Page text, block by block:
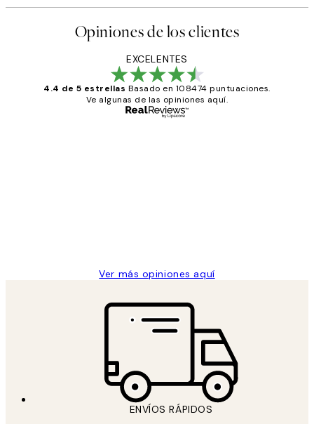
Opiniones de los clientes
EXCELENTES
4.4 de 5 estrellas Basado en 108474 puntuaciones.
Ve algunas de las opiniones aquí.
Ver más opiniones aquí
ENVÍOS RÁPIDOS